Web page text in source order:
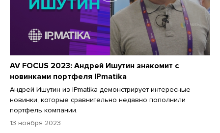
AV FOCUS 2023: Андрей Ишутин знакомит с
новинками портфеля IPmatika
Андрей Ишутин из IPmatika демонстрирует интересные
новинки, которые сравнительно недавно пополнили
портфель компании.
13 ноября 2023